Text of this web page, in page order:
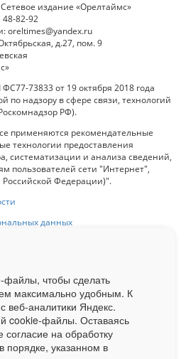
издание «Орелтаймс»
82-92
oreltimes@yandex.ru
д.27, пом. 9
73833 от 19 октября 2018 года
по надзору в сфере связи, технологий
РФ).
применяются рекомендательные
технологии предоставления
систематизации и анализа сведений,
пользователей сети "Интернет",
Федерации)".
данных
обязательна.
доступна на сайте
для рекламодателей по запросу
файлы, чтобы сделать
максимально удобным. К
веб-аналитики Яндекс.
cookie-файлы. Оставаясь
согласие на обработку
порядке, указанном в